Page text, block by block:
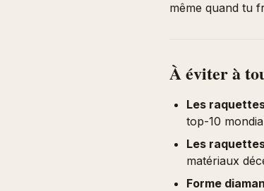
même quand tu
À éviter à
Les
top-10
Les
matériaux
Forme